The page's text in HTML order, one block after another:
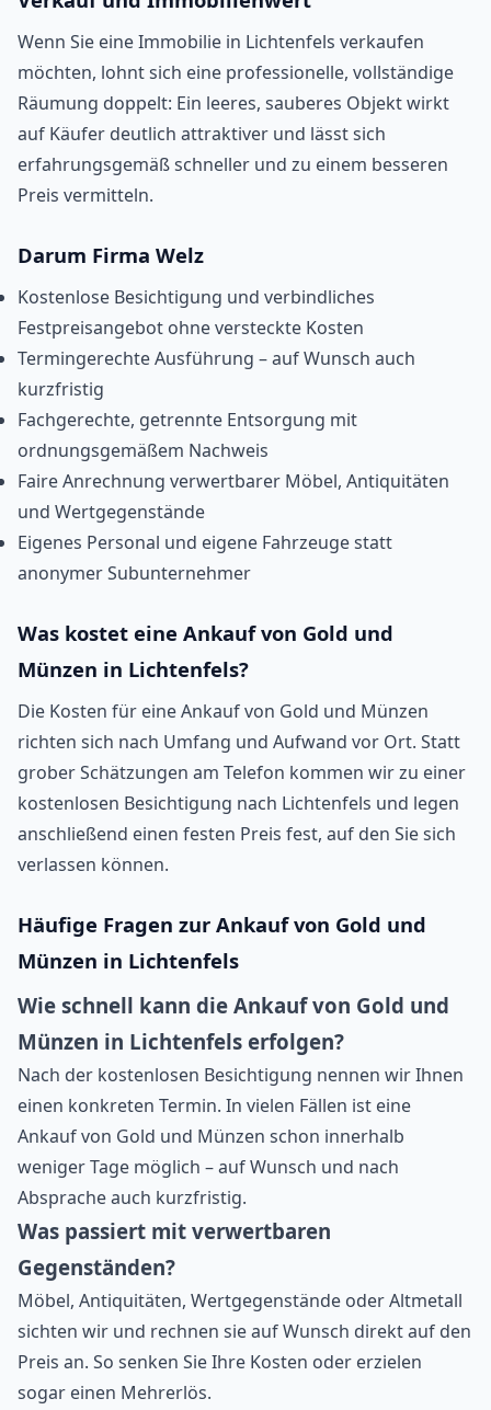
Wenn Sie eine Immobilie in Lichtenfels verkaufen
möchten, lohnt sich eine professionelle, vollständige
Räumung doppelt: Ein leeres, sauberes Objekt wirkt
auf Käufer deutlich attraktiver und lässt sich
erfahrungsgemäß schneller und zu einem besseren
Preis vermitteln.
Darum Firma Welz
Kostenlose Besichtigung und verbindliches
Festpreisangebot ohne versteckte Kosten
Termingerechte Ausführung – auf Wunsch auch
kurzfristig
Fachgerechte, getrennte Entsorgung mit
ordnungsgemäßem Nachweis
Faire Anrechnung verwertbarer Möbel, Antiquitäten
und Wertgegenstände
Eigenes Personal und eigene Fahrzeuge statt
anonymer Subunternehmer
Was kostet eine Ankauf von Gold und
Münzen in Lichtenfels?
Die Kosten für eine Ankauf von Gold und Münzen
richten sich nach Umfang und Aufwand vor Ort. Statt
grober Schätzungen am Telefon kommen wir zu einer
kostenlosen Besichtigung nach Lichtenfels und legen
anschließend einen festen Preis fest, auf den Sie sich
verlassen können.
Häufige Fragen zur Ankauf von Gold und
Münzen in Lichtenfels
Wie schnell kann die Ankauf von Gold und
Münzen in Lichtenfels erfolgen?
Nach der kostenlosen Besichtigung nennen wir Ihnen
einen konkreten Termin. In vielen Fällen ist eine
Ankauf von Gold und Münzen schon innerhalb
weniger Tage möglich – auf Wunsch und nach
Absprache auch kurzfristig.
Was passiert mit verwertbaren
Gegenständen?
Möbel, Antiquitäten, Wertgegenstände oder Altmetall
sichten wir und rechnen sie auf Wunsch direkt auf den
Preis an. So senken Sie Ihre Kosten oder erzielen
sogar einen Mehrerlös.